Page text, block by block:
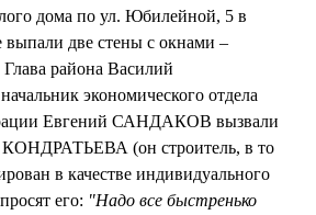
дома по ул. Юбилейной, 5 в
выпали две стены с окнами –
Глава района Василий
экономического отдела
Евгений САНДАКОВ вызвали
КОНДРАТЬЕВА (он строитель, в то
в качестве индивидуального
его: "Надо все быстренько